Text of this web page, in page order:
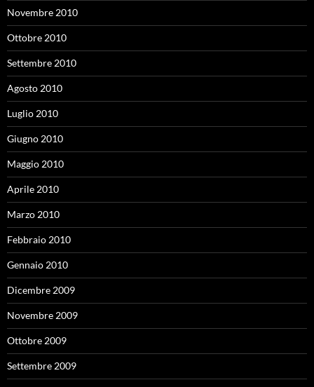
Novembre 2010
Ottobre 2010
Settembre 2010
Agosto 2010
Luglio 2010
Giugno 2010
Maggio 2010
Aprile 2010
Marzo 2010
Febbraio 2010
Gennaio 2010
Dicembre 2009
Novembre 2009
Ottobre 2009
Settembre 2009